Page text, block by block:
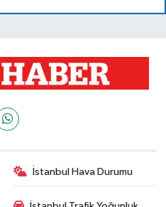
İstanbul Hava Durumu